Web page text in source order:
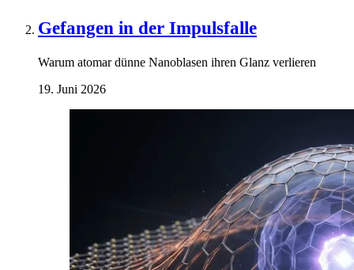
Gefangen in der Impulsfalle
Warum atomar dünne Nanoblasen ihren Glanz verlieren
19. Juni 2026